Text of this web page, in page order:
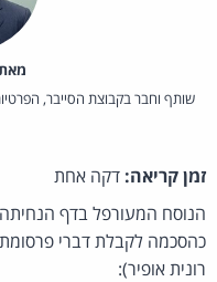
שותף וחבר בקבוצת הסייבר,
זמן קריאה: דקה אחת
הנוסח המעורפל בדף
כהסכמה לקבלת דברי
רונית אופיר):